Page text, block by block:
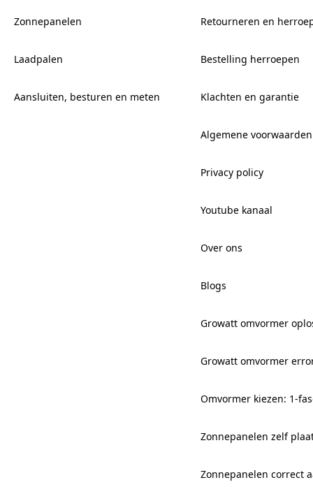
Zonnepanelen
Laadpalen
Aansluiten, besturen en meten
Retourneren en
Bestelling herroepen
Klachten en garantie
Algemene voorwaarden
Privacy policy
Youtube kanaal
Over ons
Blogs
Growatt omvormer
Growatt omvormer
Omvormer kiezen: 1-
Zonnepanelen zelf
Zonnepanelen correct